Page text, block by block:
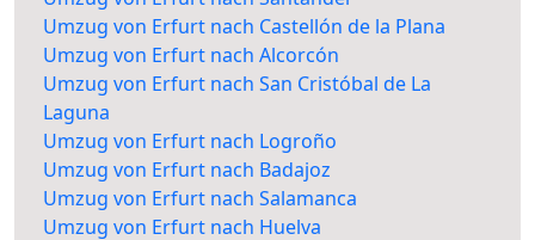
Umzug von Erfurt nach Castellón de la Plana
Umzug von Erfurt nach Alcorcón
Umzug von Erfurt nach San Cristóbal de La
Laguna
Umzug von Erfurt nach Logroño
Umzug von Erfurt nach Badajoz
Umzug von Erfurt nach Salamanca
Umzug von Erfurt nach Huelva